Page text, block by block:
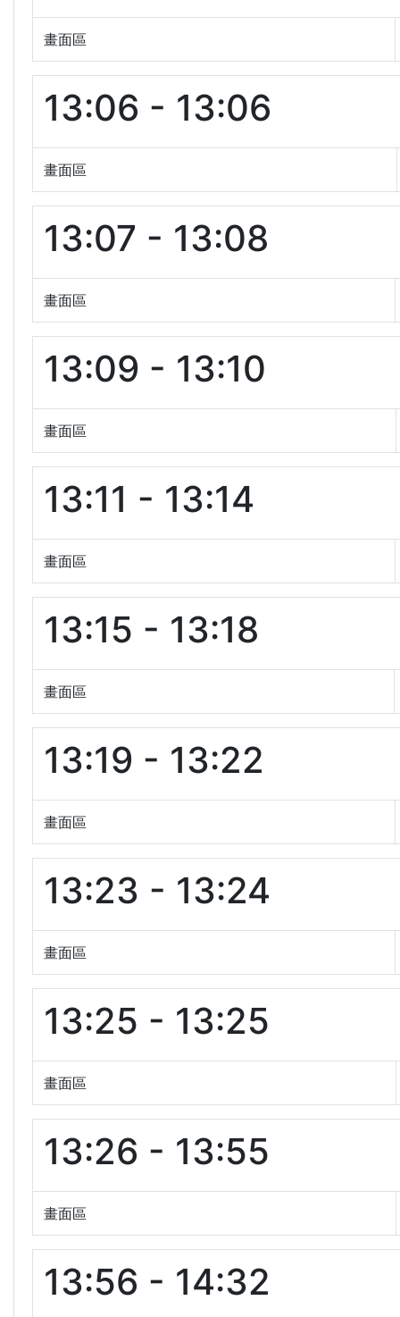
畫面區
13:06 - 13:06
畫面區
13:07 - 13:08
畫面區
13:09 - 13:10
畫面區
13:11 - 13:14
畫面區
13:15 - 13:18
畫面區
13:19 - 13:22
畫面區
13:23 - 13:24
畫面區
13:25 - 13:25
畫面區
13:26 - 13:55
畫面區
13:56 - 14:32